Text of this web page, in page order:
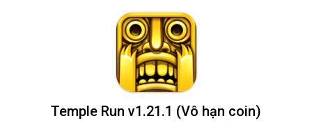
Temple Run v1.21.1 (Vô hạn coin)